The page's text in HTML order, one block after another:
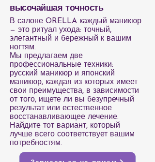
высочайшая точность
В салоне ORELLA каждый маникюр
— это ритуал ухода: точный,
элегантный и бережный к вашим
ногтям.
Мы предлагаем две
профессиональные техники:
русский маникюр и японский
маникюр, каждая из которых имеет
свои преимущества, в зависимости
от того, ищете ли вы безупречный
результат или естественное
восстанавливающее лечение.
Найдите тот вариант, который
лучше всего соответствует вашим
потребностям.